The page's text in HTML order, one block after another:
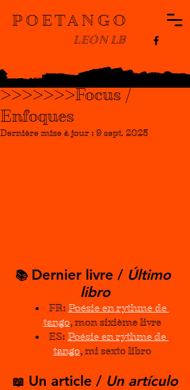
POETANGO
LEÓN LB
>>>>>>>Focus /
Enfoques
Léon Lévy Bencheton
29 août 2025
Dernière mise à jour : 9 sept. 2025
📚 Dernier livre / Último
libro
FR: Poésie en rythme de
tango, mon sixième livre
ES: Poésie en rythme de
tango, mi sexto libro
📖 Un article / Un artículo